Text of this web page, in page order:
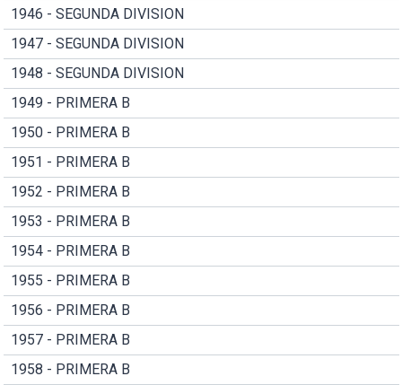
1946 - SEGUNDA DIVISION
1947 - SEGUNDA DIVISION
1948 - SEGUNDA DIVISION
1949 - PRIMERA B
1950 - PRIMERA B
1951 - PRIMERA B
1952 - PRIMERA B
1953 - PRIMERA B
1954 - PRIMERA B
1955 - PRIMERA B
1956 - PRIMERA B
1957 - PRIMERA B
1958 - PRIMERA B